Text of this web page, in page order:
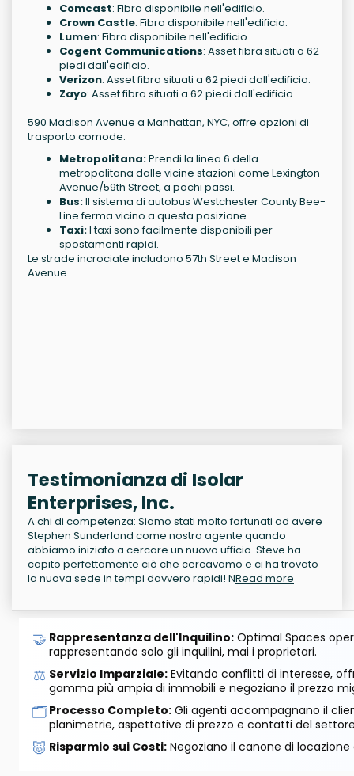
Comcast: Fibra disponibile nell'edificio.
Crown Castle: Fibra disponibile nell'edificio.
Lumen: Fibra disponibile nell'edificio.
Cogent Communications: Asset fibra situati a 62
piedi dall'edificio.
Verizon: Asset fibra situati a 62 piedi dall'edificio.
Zayo: Asset fibra situati a 62 piedi dall'edificio.
590 Madison Avenue a Manhattan, NYC, offre opzioni di
trasporto comode:
Metropolitana:Prendi la linea 6 della
metropolitana dalle vicine stazioni come Lexington
Avenue/59th Street, a pochi passi.
Bus:Il sistema di autobus Westchester County Bee-
Line ferma vicino a questa posizione.
Taxi:I taxi sono facilmente disponibili per
spostamenti rapidi.
Le strade incrociate includono 57th Street e Madison
Avenue.
Testimonianza di Isolar
Enterprises, Inc.
A chi di competenza: Siamo stati molto fortunati ad avere
Stephen Sunderland come nostro agente quando
abbiamo iniziato a cercare un nuovo ufficio. Steve ha
capito perfettamente ciò che cercavamo e ci ha trovato
la nuova sede in tempi davvero rapidi! NRead more
🤝 Rappresentanza dell'Inquilino: Optimal Spaces
rappresentando solo gli inquilini, mai i proprietari.
⚖️ Servizio Imparziale: Evitando conflitti di interesse,
gamma più ampia di immobili e negoziano il prezzo
🗂️Processo Completo: Gli agenti accompagnano il
planimetrie, aspettative di prezzo e contatti del
🐷 Risparmio sui Costi: Negoziano il canone di